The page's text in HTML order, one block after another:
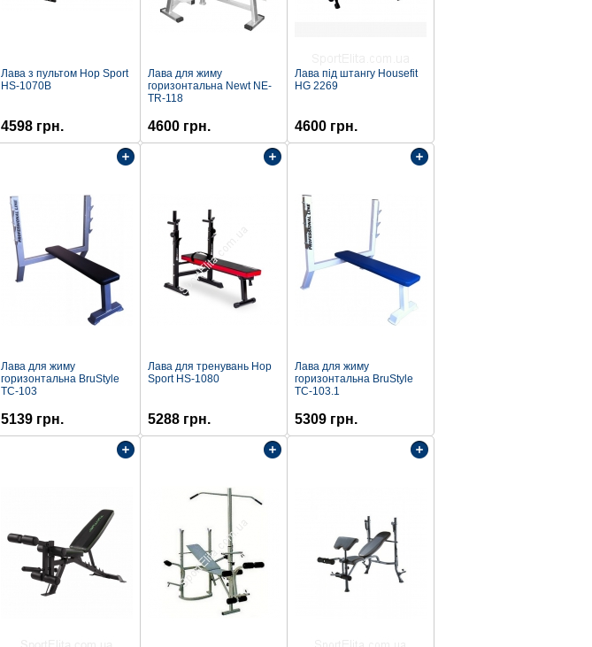
Лава з пультом Hop Sport
HS-1070B
4598 грн.
Лава для жиму
горизонтальна Newt NE-
TR-118
4600 грн.
Лава під штангу Housefit
HG 2269
4600 грн.
Лава для жиму
горизонтальна BruStyle
ТС-103
5139 грн.
Лава для тренувань Hop
Sport HS-1080
5288 грн.
Лава для жиму
горизонтальна BruStyle
ТС-103.1
5309 грн.